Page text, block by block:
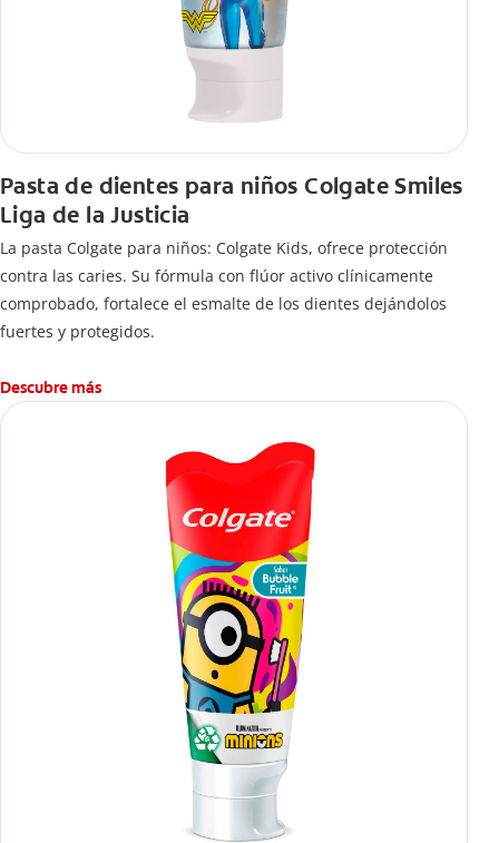
Pasta de dientes para niños Colgate Smiles
Liga de la Justicia
La pasta Colgate para niños: Colgate Kids, ofrece protección
contra las caries. Su fórmula con flúor activo clínicamente
comprobado, fortalece el esmalte de los dientes dejándolos
fuertes y protegidos.
Descubre más